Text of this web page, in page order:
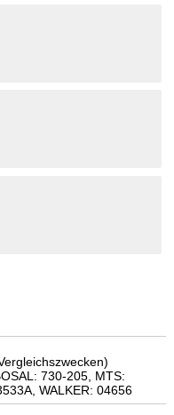
730-205, MTS:
WALKER: 04656